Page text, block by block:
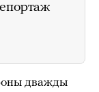
дважды